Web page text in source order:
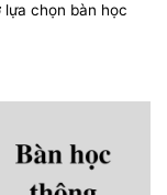
chọn bàn học